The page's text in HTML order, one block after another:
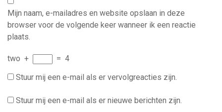
Mijn naam, e-mailadres en website opslaan in deze
browser voor de volgende keer wanneer ik een reactie
plaats.
two + = 4
Stuur mij een e-mail als er vervolgreacties zijn.
Stuur mij een e-mail als er nieuwe berichten zijn.